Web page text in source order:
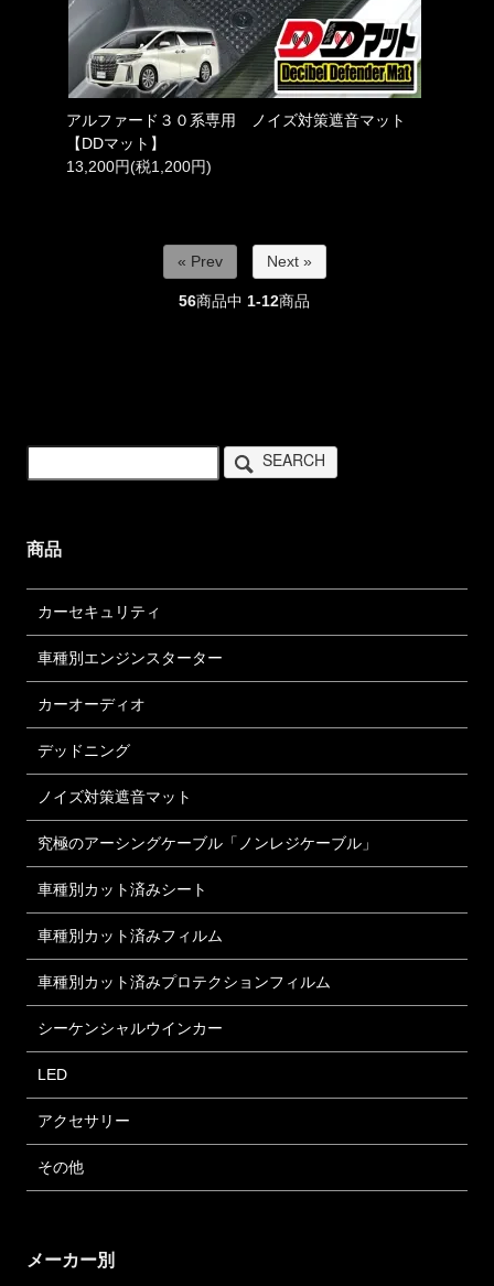
アルファード３０系専用 ノイズ対策遮音マット
【DDマット】
13,200円(税1,200円)
« Prev Next »
56商品中 1-12商品
SEARCH
商品
カーセキュリティ
車種別エンジンスターター
カーオーディオ
デッドニング
ノイズ対策遮音マット
究極のアーシングケーブル「ノンレジケーブル」
車種別カット済みシート
車種別カット済みフィルム
車種別カット済みプロテクションフィルム
シーケンシャルウインカー
LED
アクセサリー
その他
メーカー別